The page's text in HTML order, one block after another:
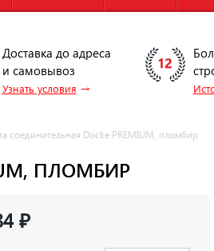
Доставка до адреса
и самовывоз
Узнать условия →
соединительная Docke PREMIUM, пломбир
ПЛОМБИР
₽